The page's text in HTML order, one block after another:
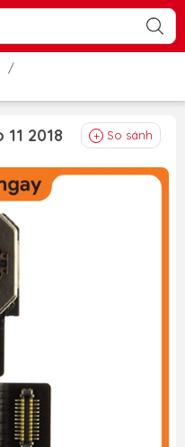
/
2018 So sánh